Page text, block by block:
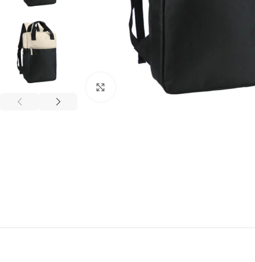
Click to enlarge